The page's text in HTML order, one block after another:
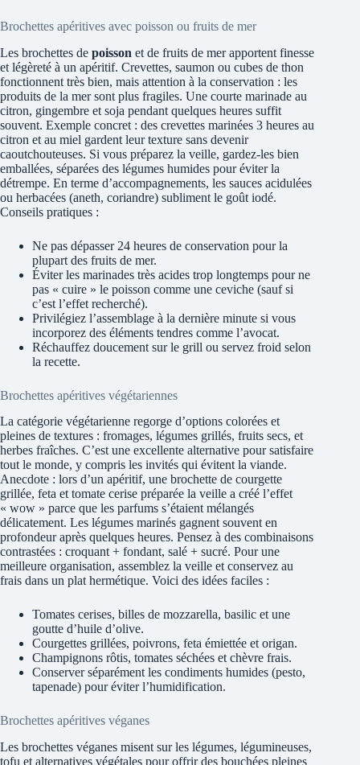
Brochettes apéritives avec poisson ou fruits de mer
Les brochettes de poisson et de fruits de mer apportent finesse
et légèreté à un apéritif. Crevettes, saumon ou cubes de thon
fonctionnent très bien, mais attention à la conservation : les
produits de la mer sont plus fragiles. Une courte marinade au
citron, gingembre et soja pendant quelques heures suffit
souvent. Exemple concret : des crevettes marinées 3 heures au
citron et au miel gardent leur texture sans devenir
caoutchouteuses. Si vous préparez la veille, gardez-les bien
emballées, séparées des légumes humides pour éviter la
détrempe. En terme d’accompagnements, les sauces acidulées
ou herbacées (aneth, coriandre) subliment le goût iodé.
Conseils pratiques :
Ne pas dépasser 24 heures de conservation pour la
plupart des fruits de mer.
Éviter les marinades très acides trop longtemps pour ne
pas « cuire » le poisson comme une ceviche (sauf si
c’est l’effet recherché).
Privilégiez l’assemblage à la dernière minute si vous
incorporez des éléments tendres comme l’avocat.
Réchauffez doucement sur le grill ou servez froid selon
la recette.
Brochettes apéritives végétariennes
La catégorie végétarienne regorge d’options colorées et
pleines de textures : fromages, légumes grillés, fruits secs, et
herbes fraîches. C’est une excellente alternative pour satisfaire
tout le monde, y compris les invités qui évitent la viande.
Anecdote : lors d’un apéritif, une brochette de courgette
grillée, feta et tomate cerise préparée la veille a créé l’effet
« wow » parce que les parfums s’étaient mélangés
délicatement. Les légumes marinés gagnent souvent en
profondeur après quelques heures. Pensez à des combinaisons
contrastées : croquant + fondant, salé + sucré. Pour une
meilleure organisation, assemblez la veille et conservez au
frais dans un plat hermétique. Voici des idées faciles :
Tomates cerises, billes de mozzarella, basilic et une
goutte d’huile d’olive.
Courgettes grillées, poivrons, feta émiettée et origan.
Champignons rôtis, tomates séchées et chèvre frais.
Conserver séparément les condiments humides (pesto,
tapenade) pour éviter l’humidification.
Brochettes apéritives véganes
Les brochettes véganes misent sur les légumes, légumineuses,
tofu et alternatives végétales pour offrir des bouchées pleines